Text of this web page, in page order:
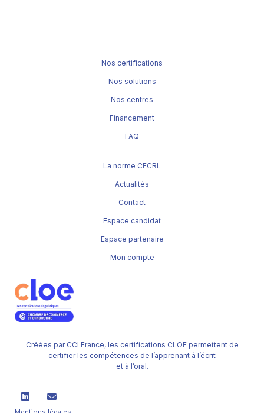
Créées par CCI France, les certifications CLOE permettent de
certifier les compétences de l’apprenant à l’écrit
et à l’oral.
Nos certifications
Nos solutions
Nos centres
Financement
FAQ
La norme CECRL
Actualités
Contact
Espace candidat
Espace partenaire
Mon compte